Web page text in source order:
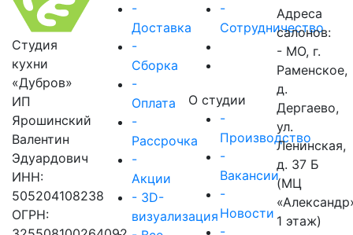
Студия
кухни
«Дубров»
ИП
Ярошинский
Валентин
Эдуардович
ИНН:
505204108238
ОГРН:
-
Доставка
-
Сборка
-
Оплата
-
Рассрочка
-
Акции
- 3D-
визуализация
-
Сотрудничество
О студии
-
Производство
-
Вакансии
-
Новости
Адреса
салонов:
- МО, г.
Раменское,
д.
Дергаево,
ул.
Ленинская,
д. 37 Б
(МЦ
1 этаж)